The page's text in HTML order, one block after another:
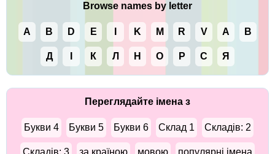
Browse names by letter
A B D E K M R V А В
Д К Л Н О Р С Я
Переглядайте імена з
Букви 4 Букви 5 Букви 6 Склад 1 Складів: 2
Складів: 3 за країною мовою популярні імена